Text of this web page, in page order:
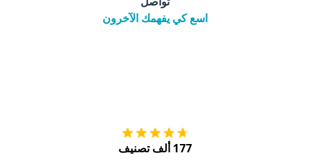
اسع كي يفهمك الآخرون
177 ألف تصنيف